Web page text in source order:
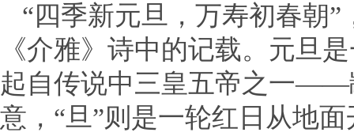
“四季新元旦，万寿初春朝
《介雅》诗中的记载。元旦
起自传说中三皇五帝之一——
意，“旦”则是一轮红日从地